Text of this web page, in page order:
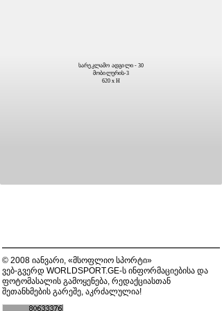
სარეკლამო ადგილი - 30
მობილურის-3
620 x H
© 2008 იანვარი, «მსოფლიო სპორტი»
ვებ-გვერდ WORLDSPORT.GE-ს ინფორმაციებისა და
ფოტომასალის გამოყენება, რედაქციასთან
შეთანხმების გარეშე, აკრძალულია!